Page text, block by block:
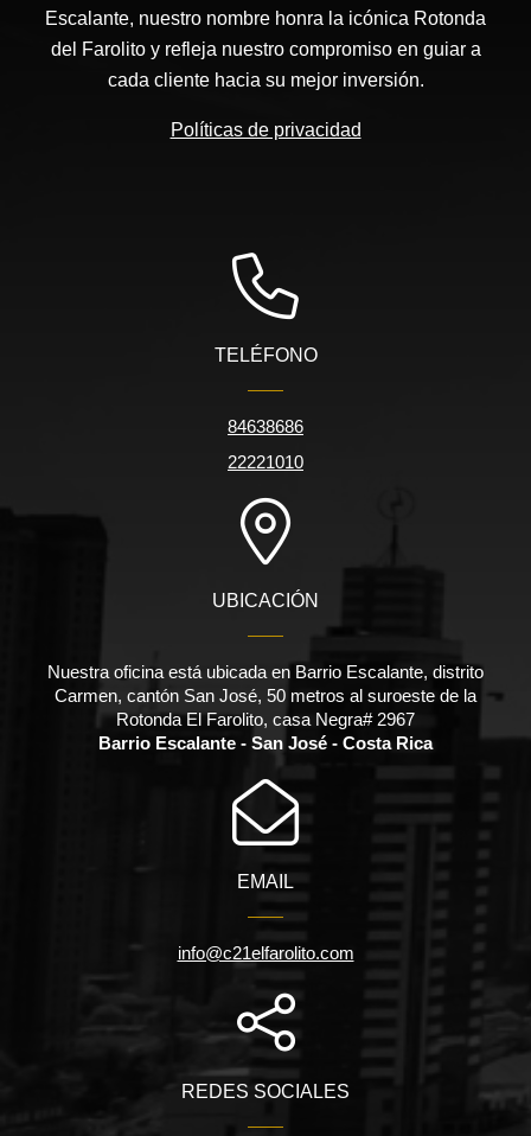
Escalante, nuestro nombre honra la icónica Rotonda
del Farolito y refleja nuestro compromiso en guiar a
cada cliente hacia su mejor inversión.
Políticas de privacidad
TELÉFONO
84638686
22221010
UBICACIÓN
Nuestra oficina está ubicada en Barrio Escalante, distrito
Carmen, cantón San José, 50 metros al suroeste de la
Rotonda El Farolito, casa Negra# 2967
Barrio Escalante - San José - Costa Rica
EMAIL
info@c21elfarolito.com
REDES SOCIALES